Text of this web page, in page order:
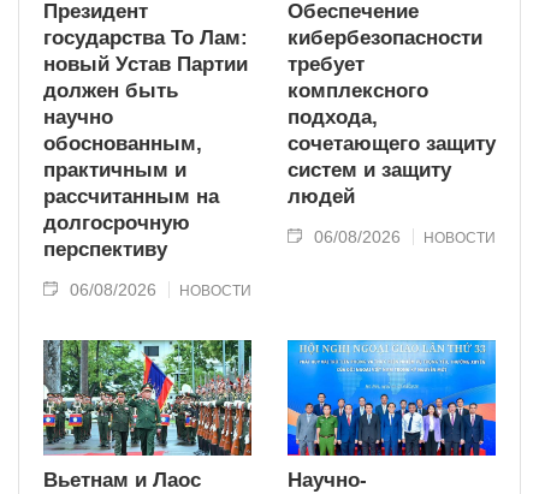
Президент
государства То Лам:
новый Устав Партии
должен быть
научно
обоснованным,
практичным и
рассчитанным на
долгосрочную
перспективу
06/08/2026 НОВОСТИ
Обеспечение
кибербезопасности
требует
комплексного
подхода,
сочетающего защиту
систем и защиту
людей
06/08/2026 НОВОСТИ
Вьетнам и Лаос
Научно-